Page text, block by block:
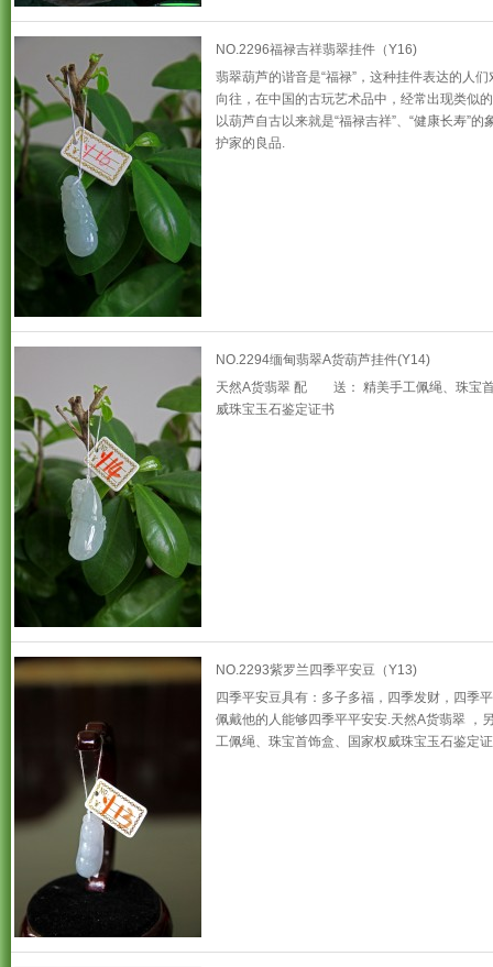
NO.2296福禄吉祥翡翠挂件（Y16)
翡翠葫芦的谐音是“福禄”，这种挂件表达的人
向往，在中国的古玩艺术品中，经常出现类似
以葫芦自古以来就是“福禄吉祥”、“健康长寿”的
护家的良品.
NO.2294缅甸翡翠A货葫芦挂件(Y14)
天然A货翡翠 配 送： 精美手工佩绳、珠宝
威珠宝玉石鉴定证书
NO.2293紫罗兰四季平安豆（Y13)
四季平安豆具有：多子多福，四季发财，四季
佩戴他的人能够四季平平安安.天然A货翡翠 ，
工佩绳、珠宝首饰盒、国家权威珠宝玉石鉴定